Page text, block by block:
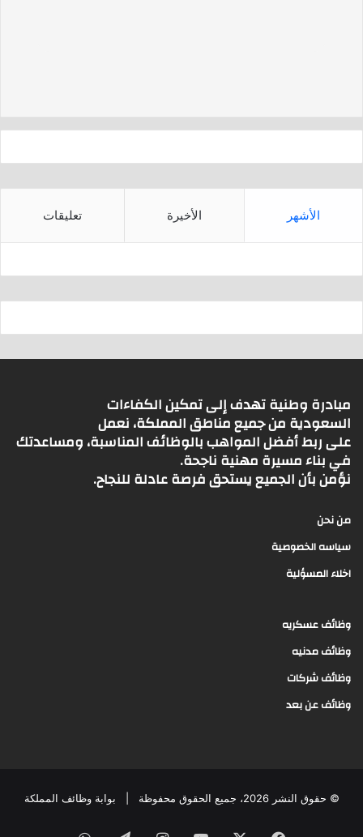
p
الأشهر الأخيرة تعليقات
مبادرة وطنية تهدف إلى تمكين الكفاءات
السعودية من جميع مناطق المملكة، نعمل
على ربط أفضل المواهب بالوظائف المناسبة، ومساعدتك
في بناء مسيرة مهنية ناجحة.
نؤمن بأن الجميع يستحق فرصة عادلة للنجاح.
من نحن
سياسه الخصوصية
اخلاء المسؤلية
وظائف عسكريه
وظائف مدنيه
وظائف شركات
وظائف عن بعد
© حقوق النشر 2026، جميع الحقوق محفوظة | بوابة وظائف المملكة